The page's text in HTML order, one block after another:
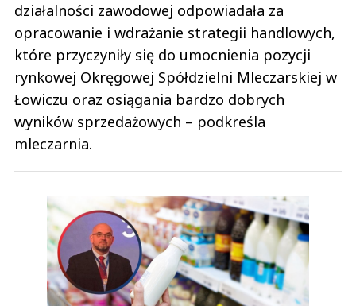
działalności zawodowej odpowiadała za
opracowanie i wdrażanie strategii handlowych,
które przyczyniły się do umocnienia pozycji
rynkowej Okręgowej Spółdzielni Mleczarskiej w
Łowiczu oraz osiągania bardzo dobrych
wyników sprzedażowych – podkreśla
mleczarnia.